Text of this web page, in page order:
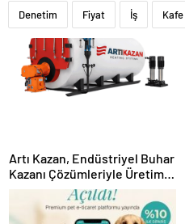
Denetim Fiyat İş Kafe
Artı Kazan, Endüstriyel Buhar
Kazanı Çözümleriyle Üretim
Tesislerine Verimli Sistemler
Sunuyor